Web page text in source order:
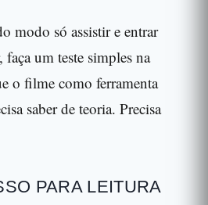
modo só assistir e entrar
um teste simples na
o filme como ferramenta
saber de teoria. Precisa
PARA LEITURA